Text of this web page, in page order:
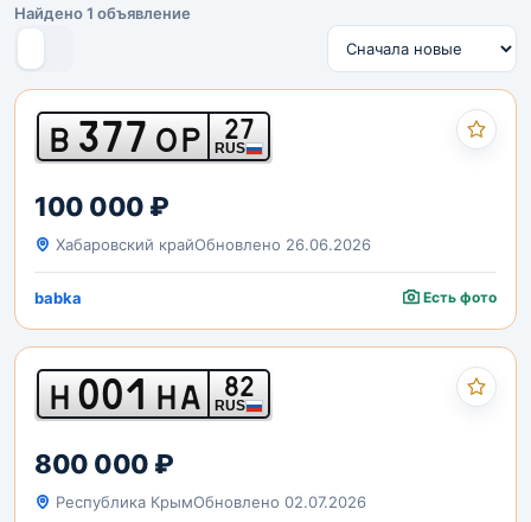
Найдено 1 объявление
В 377 ОР 27
RUS
100 000 ₽
Хабаровский крайОбновлено 26.06.2026
babka Есть фото
Н 001 НА 82
RUS
800 000 ₽
Республика КрымОбновлено 02.07.2026